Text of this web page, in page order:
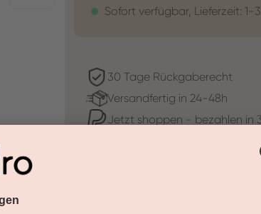
Sofort verfügbar, Lieferzeit: 1-
30 Tage Rückgaberecht
Versandfertig in 24-48h
Jetzt shoppen - bezahlen in